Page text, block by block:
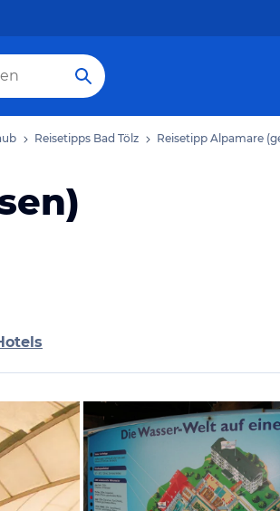
Reisetipps Bad Tölz Reisetipp Alpamare